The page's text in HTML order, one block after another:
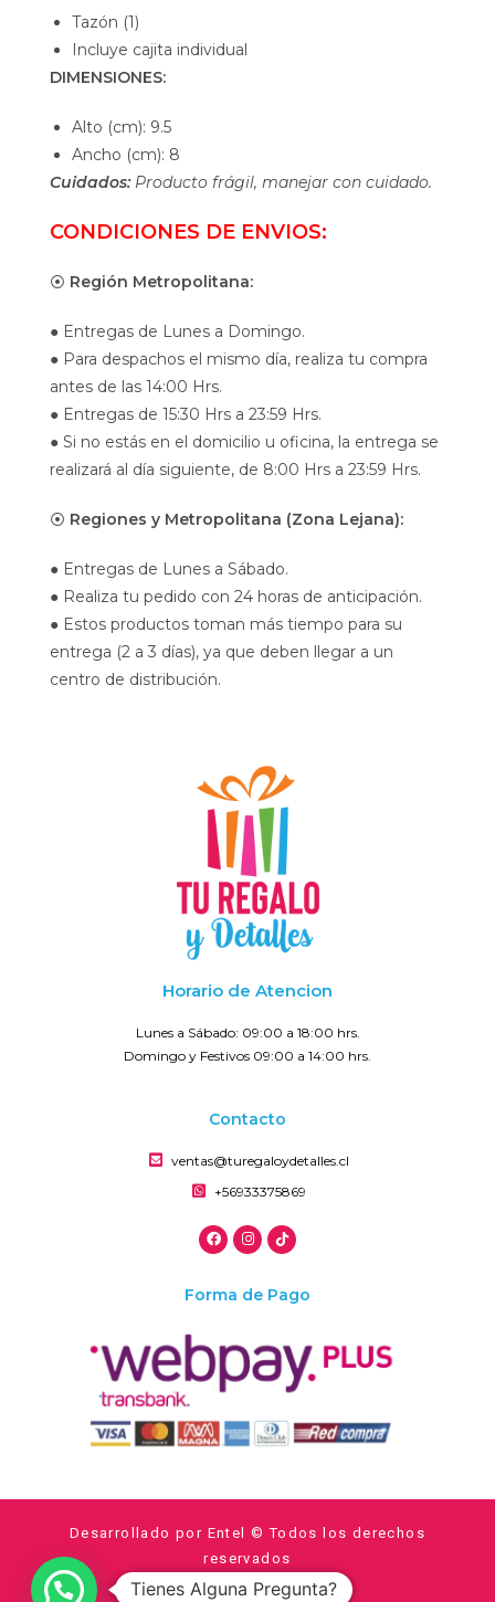
Tazón (1)
Incluye cajita individual
DIMENSIONES:
Alto (cm): 9.5
Ancho (cm): 8
Cuidados: Producto frágil, manejar con cuidado.
CONDICIONES DE ENVIOS:
⦿ Región Metropolitana:
● Entregas de Lunes a Domingo.
● Para despachos el mismo día, realiza tu compra
antes de las 14:00 Hrs.
● Entregas de 15:30 Hrs a 23:59 Hrs.
● Si no estás en el domicilio u oficina, la entrega se
realizará al día siguiente, de 8:00 Hrs a 23:59 Hrs.
⦿ Regiones y Metropolitana (Zona Lejana):
● Entregas de Lunes a Sábado.
● Realiza tu pedido con 24 horas de anticipación.
● Estos productos toman más tiempo para su
entrega (2 a 3 días), ya que deben llegar a un
centro de distribución.
Horario de Atencion
Lunes a Sábado: 09:00 a 18:00 hrs.
Domingo y Festivos 09:00 a 14:00 hrs.
Contacto
ventas@turegaloydetalles.cl
+56933375869
Forma de Pago
Desarrollado por Entel © Todos los derechos
reservados
Tienes Alguna Pregunta?